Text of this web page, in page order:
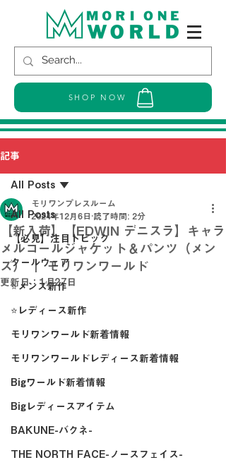
SHOP NOW
記事
All Posts
【必見】注目トピック
クールウェア
⭐メンズ新作
⭐レディース新作
モリワンワールド新着情報
モリワンワールドレディース新着情報
Bigワールド新着情報
Bigレディースアイテム
BAKUNE-バクネ-
THE NORTH FACE-ノースフェイス-
All Posts
【新入荷】【EDWIN デニスラ】キャラ
メルコールジャケット＆パンツ（メン
ズ） ｜ モリワンワールド
モリワンプレスルーム
2024年12月6日 読了時間: 2分
更新日： 1月27日